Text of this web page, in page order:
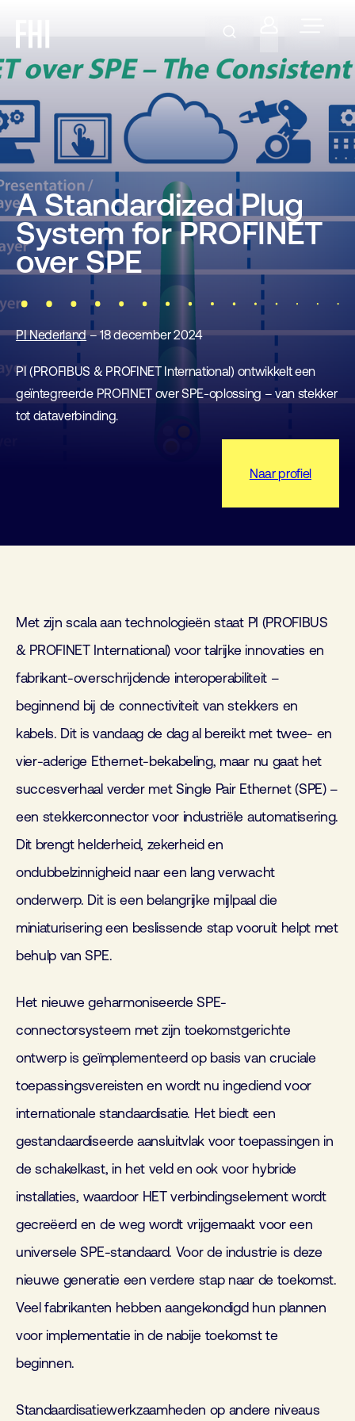
A Standardized Plug
System for PROFINET
over SPE
PI Nederland– 18 december 2024
PI (PROFIBUS & PROFINET International) ontwikkelt een
geïntegreerde PROFINET over SPE-oplossing – van stekker
tot dataverbinding.
Naar profiel
Met zijn scala aan technologieën staat PI (PROFIBUS
& PROFINET International) voor talrijke innovaties en
fabrikant-overschrijdende interoperabiliteit –
beginnend bij de connectiviteit van stekkers en
kabels. Dit is vandaag de dag al bereikt met twee- en
vier-aderige Ethernet-bekabeling, maar nu gaat het
succesverhaal verder met Single Pair Ethernet (SPE) –
een stekkerconnector voor industriële automatisering.
Dit brengt helderheid, zekerheid en
ondubbelzinnigheid naar een lang verwacht
onderwerp. Dit is een belangrijke mijlpaal die
miniaturisering een beslissende stap vooruit helpt met
behulp van SPE.
Het nieuwe geharmoniseerde SPE-
connectorsysteem met zijn toekomstgerichte
ontwerp is geïmplementeerd op basis van cruciale
toepassingsvereisten en wordt nu ingediend voor
internationale standaardisatie. Het biedt een
gestandaardiseerde aansluitvlak voor toepassingen in
de schakelkast, in het veld en ook voor hybride
installaties, waardoor HET verbindingselement wordt
gecreëerd en de weg wordt vrijgemaakt voor een
universele SPE-standaard. Voor de industrie is deze
nieuwe generatie een verdere stap naar de toekomst.
Veel fabrikanten hebben aangekondigd hun plannen
voor implementatie in de nabije toekomst te
beginnen.
Standaardisatiewerkzaamheden op andere niveaus